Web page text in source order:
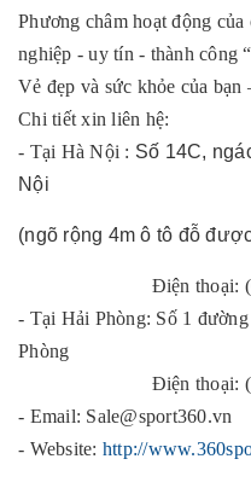
Phương châm hoạt động
nghiệp - uy tín - thành công “
Vẻ đẹp và sức khỏe của bạn
Chi tiết xin liên hệ:
- Tại Hà Nội : Số 14C,
Nội
(ngõ rộng 4m ô tô đỗ
Điện thoại: (04)
- Tại Hải Phòng: Số 1
Phòng
Điện thoại: ( 031)
- Email: Sale@sport360.vn
- Website: http://